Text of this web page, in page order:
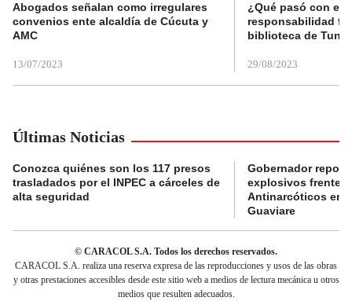
Abogados señalan como irregulares
convenios ente alcaldía de Cúcuta y
AMC
13/07/2023
¿Qué pasó con el
responsabilidad
biblioteca de
29/08/2023
Últimas Noticias
Conozca quiénes son los 117 presos
trasladados por el INPEC a cárceles de
alta seguridad
Gobernador
explosivos frente a
Antinarcóticos en
Guaviare
© CARACOL S.A. Todos los derechos reservados.
CARACOL S.A. realiza una reserva expresa de las reproducciones y usos de las obras
y otras prestaciones accesibles desde este sitio web a medios de lectura mecánica u otros
medios que resulten adecuados.